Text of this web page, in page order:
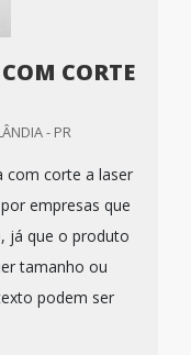
CORTE
- PR
com corte a laser
empresas que
já que o produto
tamanho ou
podem ser